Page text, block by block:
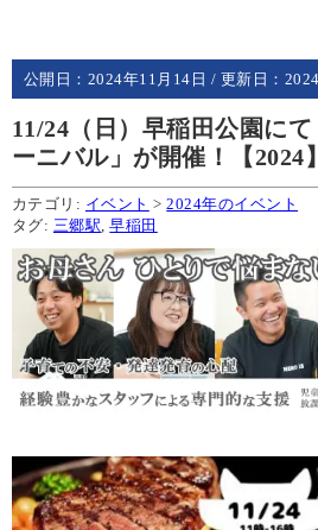
公開日： 2024年11月14日 / 更新日：
11/24（日）早稲田公園に
ーニバル」が開催！【2024】
カテゴリ: イベント >2024年のイベント
タグ: 三郷駅,早稲田